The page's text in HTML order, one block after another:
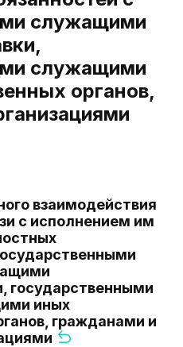
служащими
служащими
органов,
взаимодействия
с исполнением им
государственными
иных
гражданами и